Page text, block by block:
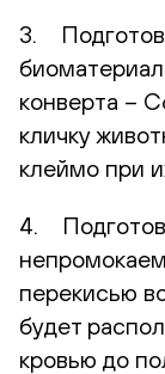
3.
конверта –
кличку
клеймо при
4.
перекисью
будет
кровью до